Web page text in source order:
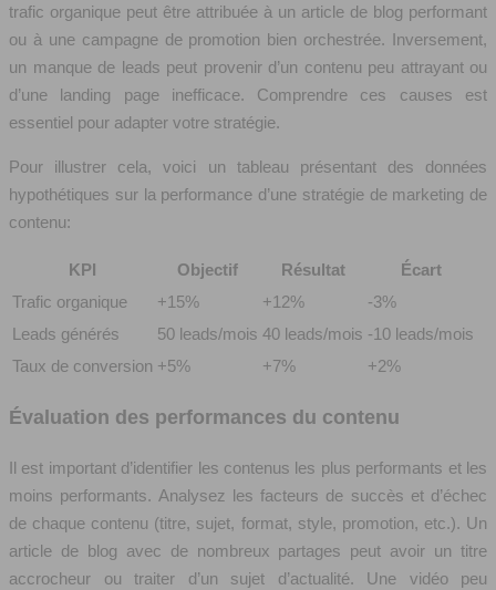
trafic organique peut être attribuée à un article de blog performant
ou à une campagne de promotion bien orchestrée. Inversement,
un manque de leads peut provenir d’un contenu peu attrayant ou
d’une landing page inefficace. Comprendre ces causes est
essentiel pour adapter votre stratégie.
Pour illustrer cela, voici un tableau présentant des données
hypothétiques sur la performance d’une stratégie de marketing de
contenu:
KPI Objectif Résultat
Écart
Trafic organique
+15% +12%
-3%
Leads générés
50 leads/mois 40 leads/mois -10 leads/mois
Taux de conversion +5% +7% +2%
Évaluation des performances du contenu
Il est important d’identifier les contenus les plus performants et les
moins performants. Analysez les facteurs de succès et d’échec
de chaque contenu (titre, sujet, format, style, promotion, etc.). Un
article de blog avec de nombreux partages peut avoir un titre
accrocheur ou traiter d’un sujet d’actualité. Une vidéo peu